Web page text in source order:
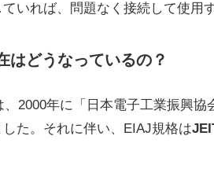
いれば、問題なく接続して使用
はどうなっているの？
、2000年に「日本電子工業振興
した。それに伴い、EIAJ規格は